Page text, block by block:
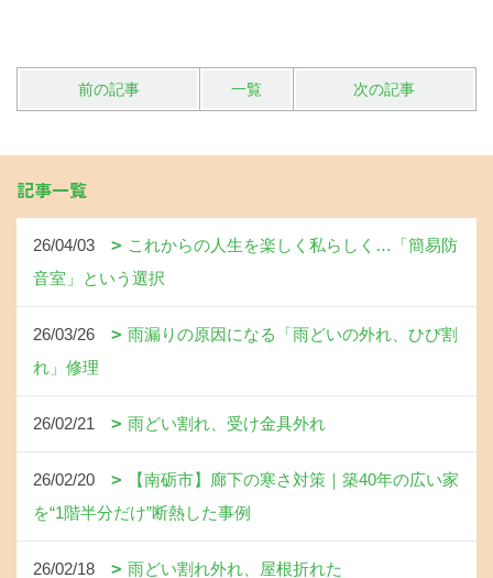
前の記事 一覧 次の記事
記事一覧
26/04/03
これからの人生を楽しく私らしく…「簡易防
音室」という選択
26/03/26
雨漏りの原因になる「雨どいの外れ、ひび割
れ」修理
26/02/21 雨どい割れ、受け金具外れ
26/02/20
【南砺市】廊下の寒さ対策｜築40年の広い家
を“1階半分だけ”断熱した事例
26/02/18 雨どい割れ外れ、屋根折れた